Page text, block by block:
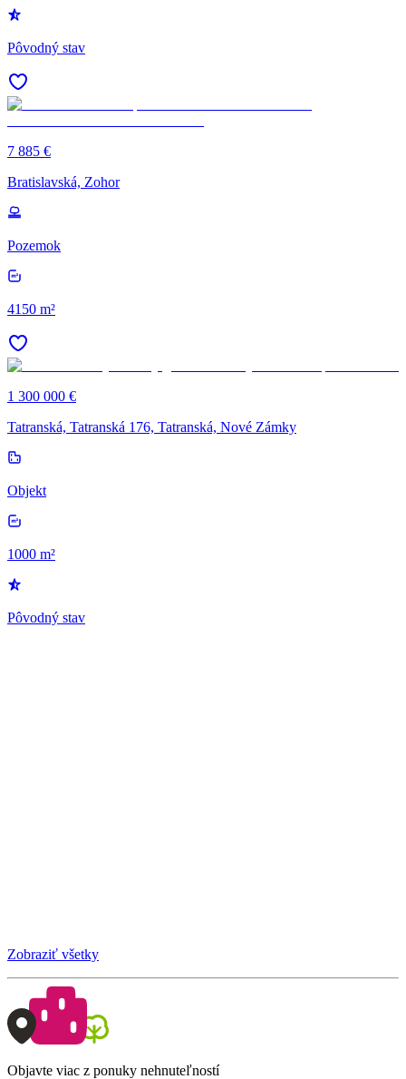
Pôvodný stav
7 885 €
Bratislavská, Zohor
Pozemok
4150 m²
1 300 000 €
Tatranská, Tatranská 176, Tatranská, Nové Zámky
Objekt
1000 m²
Pôvodný stav
Zobraziť všetky
Objavte viac z ponuky nehnuteľností